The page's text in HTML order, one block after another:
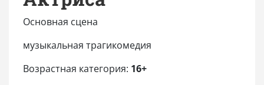
Основная сцена
музыкальная трагикомедия
Возрастная категория: 16+